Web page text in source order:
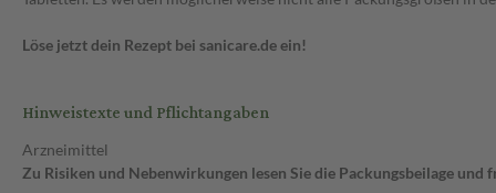
Löse jetzt dein Rezept bei sanicare.de ein!
Hinweistexte und Pflichtangaben
Arzneimittel
Zu Risiken und Nebenwirkungen lesen Sie die Packungsbeilage